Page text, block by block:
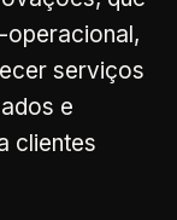
operacional,
serviços
e
clientes